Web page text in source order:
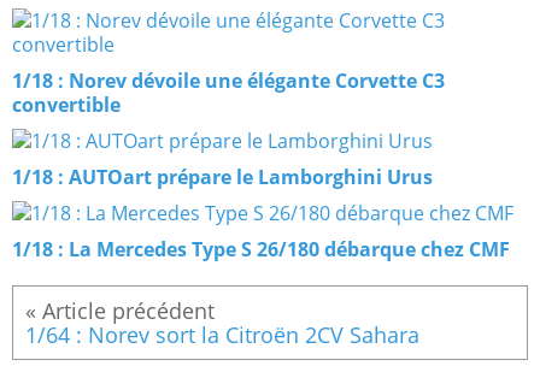
1/18 : Norev dévoile une élégante Corvette C3
convertible
1/18 : AUTOart prépare le Lamborghini Urus
1/18 : La Mercedes Type S 26/180 débarque chez CMF
1/64 : Norev sort la Citroën 2CV Sahara